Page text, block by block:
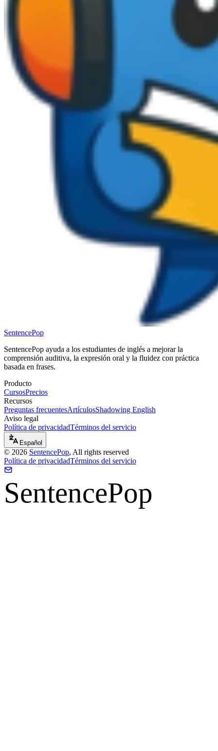
SentencePop
SentencePop ayuda a los estudiantes de inglés a mejorar la
comprensión auditiva, la expresión oral y la fluidez con práctica
basada en frases.
Producto
CursosPrecios
Recursos
Preguntas frecuentesArtículosShadowing English
Aviso legal
Política de privacidadTérminos del servicio
Español
© 2026 SentencePop, All rights reserved
Política de privacidadTérminos del servicio
SentencePop